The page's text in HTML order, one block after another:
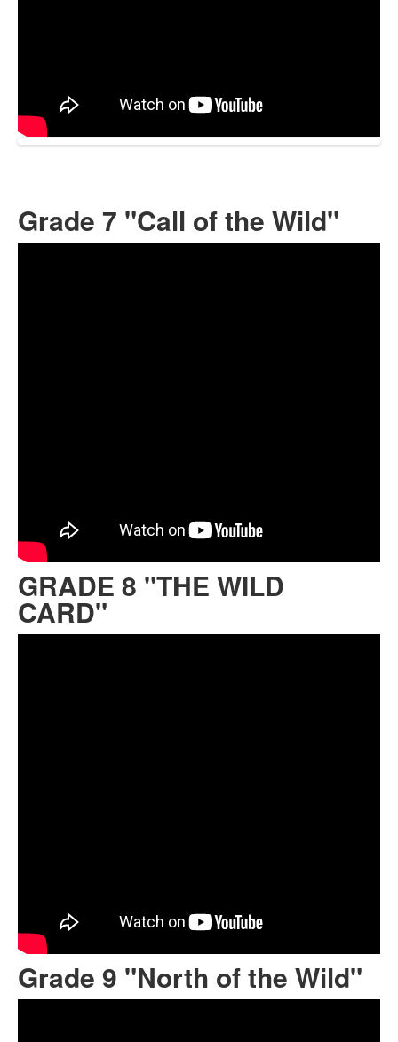
Grade 7 "Call of the Wild"
GRADE 8 "THE WILD
CARD"
Grade 9 "North of the Wild"